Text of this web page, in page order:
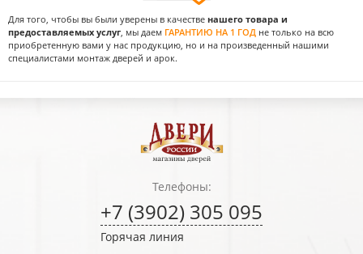
Для того, чтобы вы были уверены в качестве нашего товара и
предоставляемых услуг , мы даем ГАРАНТИЮ НА 1 ГОД не только на всю
приобретенную вами у нас продукцию, но и на произведенный нашими
специалистами монтаж дверей и арок.
Телефоны:
+7 (3902) 305 095
Горячая линия